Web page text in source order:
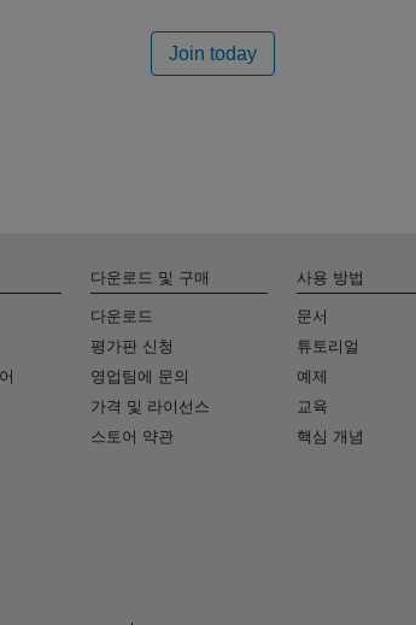
Join today
다운로드 및 구매
다운로드
평가판 신청
영업팀에 문의
가격 및 라이선스
스토어 약관
사용 방법
문서
튜토리얼
예제
교육
핵심 개념